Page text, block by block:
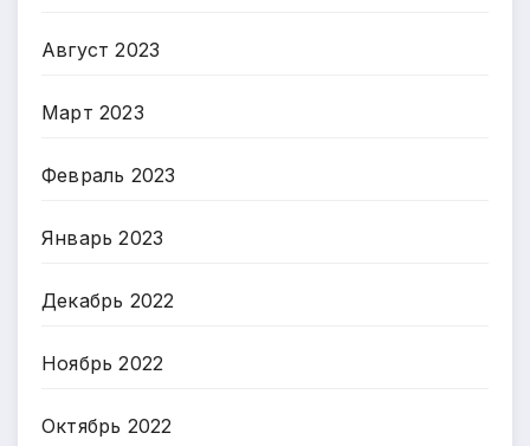
Август 2023
Март 2023
Февраль 2023
Январь 2023
Декабрь 2022
Ноябрь 2022
Октябрь 2022